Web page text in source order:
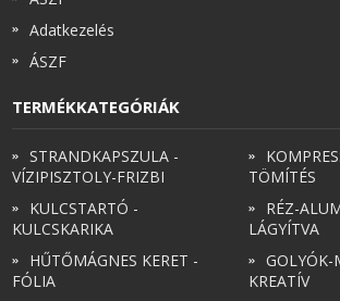
TÖMLŐBILINCS
Adatkezelés
ÁSZF
TERMÉKKATEGÓRIÁK
STRANDKAPSZULA -
VÍZIPISZTOLY-FRIZBI
KULCSTARTÓ -
KULCSKARIKA
HŰTŐMÁGNES KERET -
FÓLIA
TÖMÍTÉS
RÉZ-
LÁGYÍTVA
GOLYÓK-
KREATÍV